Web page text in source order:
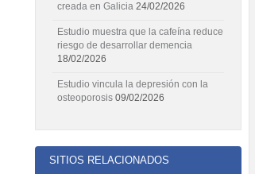
creada en Galicia 24/02/2026
Estudio muestra que la cafeína reduce
riesgo de desarrollar demencia
18/02/2026
Estudio vincula la depresión con la
osteoporosis 09/02/2026
SITIOS RELACIONADOS